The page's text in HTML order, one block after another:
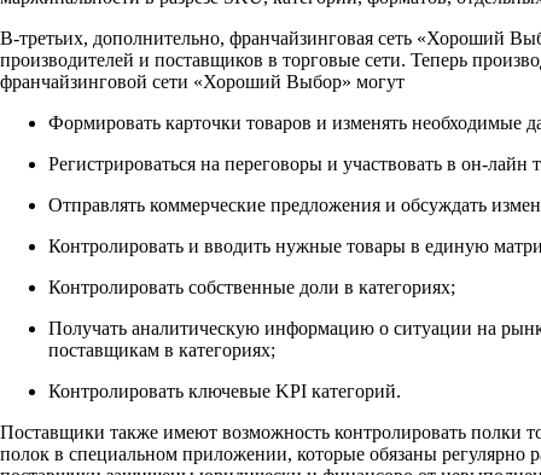
В-третьих, дополнительно, франчайзинговая сеть «Хороший
производителей и поставщиков в торговые сети. Теперь
франчайзинговой сети «Хороший Выбор» могут
Формировать карточки товаров и изменять необходимые
Регистрироваться на переговоры и участвовать в он-лайн
Отправлять коммерческие предложения и обсуждать
Контролировать и вводить нужные товары в единую
Контролировать собственные доли в категориях;
Получать аналитическую информацию о ситуации на
поставщикам в категориях;
Контролировать ключевые KPI категорий.
Поставщики также имеют возможность контролировать полки
полок в специальном приложении, которые обязаны регулярно